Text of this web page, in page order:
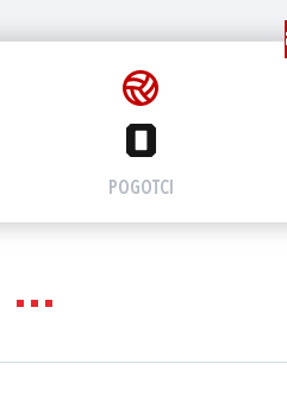
0
POGOTCI